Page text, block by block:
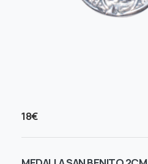
18€